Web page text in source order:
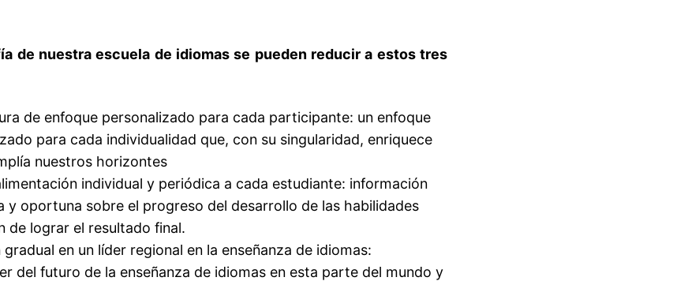
de nuestra escuela de idiomas se pueden reducir a estos tres
de enfoque personalizado para cada participante: un enfoque
para cada individualidad que, con su singularidad, enriquece
nuestros horizontes
individual y periódica a cada estudiante: información
y oportuna sobre el progreso del desarrollo de las habilidades
de lograr el resultado final.
en un líder regional en la enseñanza de idiomas:
del futuro de la enseñanza de idiomas en esta parte del mundo y